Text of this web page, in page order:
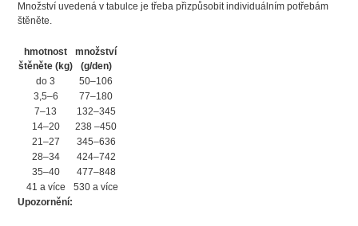
Množství uvedená v tabulce je třeba přizpůsobit individuálním potřebám
štěněte.
hmotnost
štěněte (kg)
množství
(g/den)
do 3
50–106
3,5–6
77–180
7–13
132–345
14–20
238 –450
21–27
345–636
28–34
424–742
35–40
477–848
41 a více
530 a více
Upozornění: